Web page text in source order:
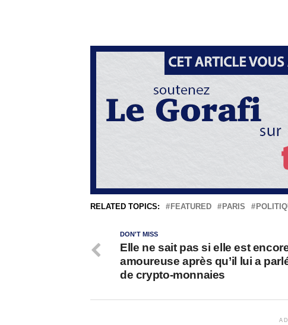
RELATED TOPICS: FEATURED PARIS
DON'T MISS
Elle ne sait pas si elle est
amoureuse après qu’il lui a
de crypto-monnaies